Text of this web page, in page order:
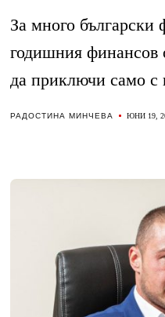
За много български
годишния финансов
да приключи само с
РАДОСТИНА МИНЧЕВА ЮНИ 19,